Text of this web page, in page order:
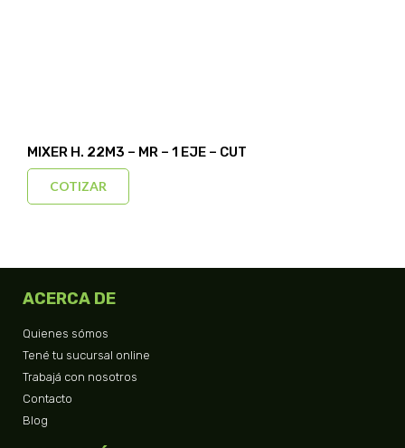
MIXER H. 22M3 – MR – 1 EJE – CUT
COTIZAR
ACERCA DE
Quienes sómos
Tené tu sucursal online
Trabajá con nosotros
Contacto
Blog